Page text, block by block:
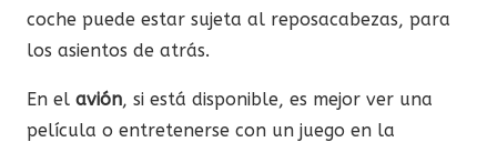
coche puede estar sujeta al reposacabezas, para
los asientos de atrás.
En el avión, si está disponible, es mejor ver una
película o entretenerse con un juego en la